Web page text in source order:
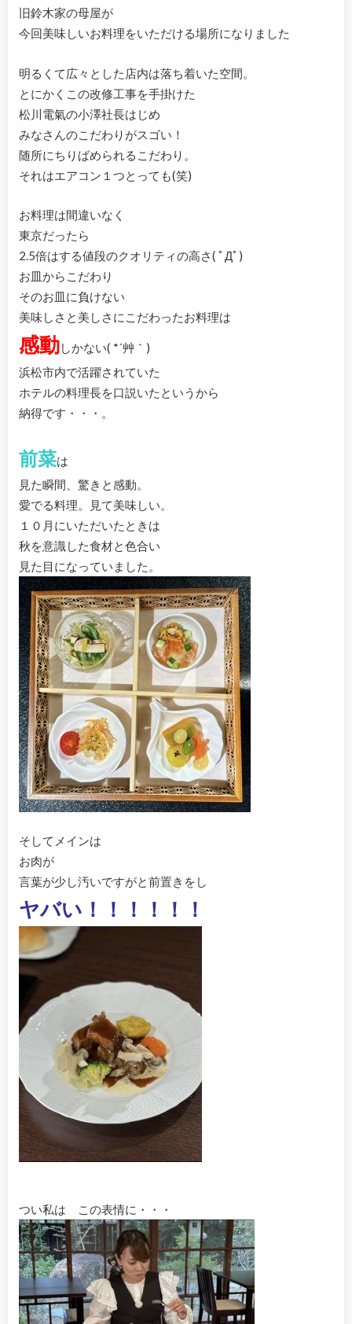
旧鈴木家の母屋が
今回美味しいお料理をいただける場所になりました
明るくて広々とした店内は落ち着いた空間。
とにかくこの改修工事を手掛けた
松川電氣の小澤社長はじめ
みなさんのこだわりがスゴい！
随所にちりばめられるこだわり。
それはエアコン１つとっても(笑)
お料理は間違いなく
東京だったら
2.5倍はする値段のクオリティの高さ( ﾟДﾟ)
お皿からこだわり
そのお皿に負けない
美味しさと美しさにこだわったお料理は
感動しかない( *´艸｀)
浜松市内で活躍されていた
ホテルの料理長を口説いたというから
納得です・・・。
前菜は
見た瞬間、驚きと感動。
愛でる料理。見て美味しい。
１０月にいただいたときは
秋を意識した食材と色合い
見た目になっていました。
そしてメインは
お肉が
言葉が少し汚いですがと前置きをし
ヤバい！！！！！！
つい私は この表情に・・・